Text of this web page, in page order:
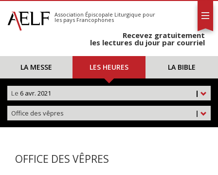
S'abonner
Calendrier
Association Épiscopale Liturgique pour
les pays Francophones
Recevez gratuitement
les lectures du jour par courriel
LA MESSE LES HEURES LA BIBLE
|
Le 6 avr. 2021
|
Office des vêpres
OFFICE DES VÊPRES